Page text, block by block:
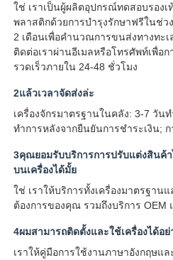
ใช่ เราเป็นผู้ผลิตอุปกรณ์ทดสอบรอง
พลาสติกด้วยการบํารุงรักษาฟรีในช่ว
2 เดือนเพื่อคํานวณการขนส่งทางทะ
ติดต่อเราผ่านอีเมลหรือโทรศัพท์เพื่อ
รวดเร็วภายใน 24-48 ชั่วโมง
2แล้วเวลาจัดส่งล่ะ
เครื่องจักรมาตรฐานในคลัง: 3-7 วัน
ทําการหลังจากยืนยันการชําระเงิน;
3คุณยอมรับบริการการปรับแต่งสินค้
บนเครื่องได้มั้ย
ใช่ เราให้บริการทั้งเครื่องมาตรฐาน
ต้องการของคุณ รวมถึงบริการ
4ผมสามารถติดตั้งและใช้เครื่องได้อย่
เราให้คู่มือการใช้งานภาษาอังกฤษแ